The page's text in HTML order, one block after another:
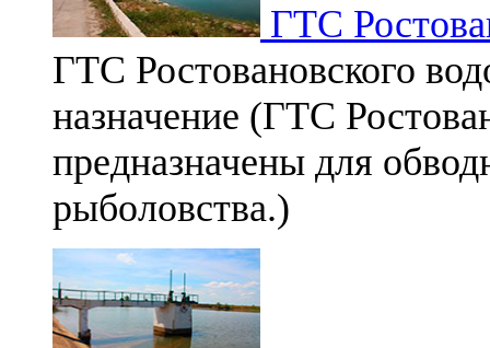
ГТС
ГТС Ростовановского
назначение (ГТС
предназначены для
рыболовства.)